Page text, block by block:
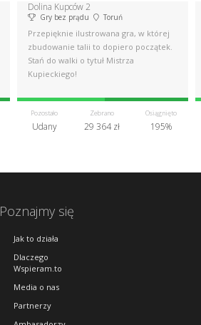
Dolina Kupców 2
Gry bez prądu Toruń
Przepięknie ilustrowana gra, w której
zbudowanie talii to dopiero początek.
Stań do walki o tytuł Mistrza
Kupieckiego!
Pozostało
Udany
Zebrano
29 364 zł
Osiągnięto
195%
Poznajmy się
Jak to działa
Dlaczego
Wspieram.to
Media o nas
Partnerzy